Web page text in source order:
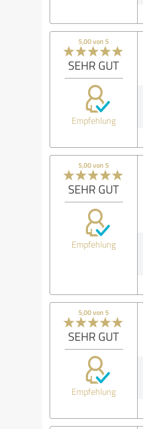
5,00 von 5
SEHR GUT
Empfehlung
5,00 von 5
SEHR GUT
Empfehlung
5,00 von 5
SEHR GUT
Empfehlung